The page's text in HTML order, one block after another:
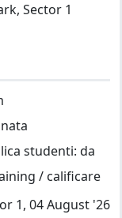
Sector 1
studenti: da
/ calificare
1, 04 August '26